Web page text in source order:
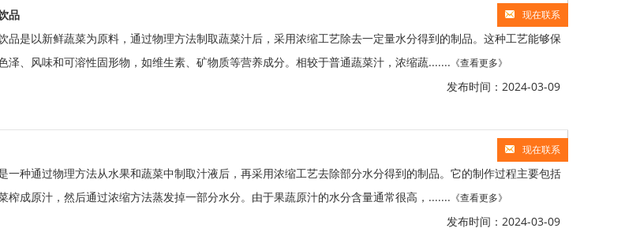
现在联系
品
品是以新鲜蔬菜为原料，通过物理方法制取蔬菜汁后，采用浓缩工艺除去一定量水分得到的制品。这种工艺能够保
泽、风味和可溶性固形物，如维生素、矿物质等营养成分。相较于普通蔬菜汁，浓缩蔬....... 《查看更多》
发布时间：2024-03-09
现在联系
一种通过物理方法从水果和蔬菜中制取汁液后，再采用浓缩工艺去除部分水分得到的制品。它的制作过程主要包括
榨成原汁，然后通过浓缩方法蒸发掉一部分水分。由于果蔬原汁的水分含量通常很高，....... 《查看更多》
发布时间：2024-03-09